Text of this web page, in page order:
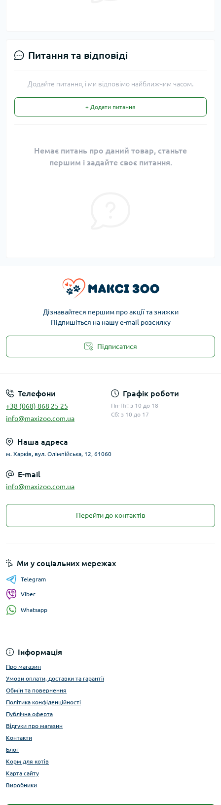
Питання та відповіді
Додайте питання, і ми відповімо найближчим часом.
+ Додати питання
Немає питань про даний товар, станьте
першим і задайте своє питання.
Дізнавайтеся першим про акції та знижки
Підпишіться на нашу e-mail розсилку
Підписатися
Телефони
+38 (068) 868 25 25
info@maxizoo.com.ua
Графік роботи
Пн-Пт: з 10 до 18
Сб: з 10 до 17
Наша адреса
м. Харків, вул. Олімпійська, 12, 61060
E-mail
info@maxizoo.com.ua
Перейти до контактів
Інформація
Про магазин
Умови оплати, доставки та гарантії
Обмін та повернення
Політика конфіденційності
Публічна оферта
Відгуки про магазин
Контакти
Блог
Корм для котів
Карта сайту
Виробники
Ми у соціальних мережах
Telegram
Viber
Whatsapp